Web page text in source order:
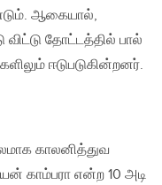
ஆகையால்,
தோட்டத்தில் பால்
ஈடுபடுகின்றனர்.
காலனித்துவ
காம்பரா என்ற 10 அடி